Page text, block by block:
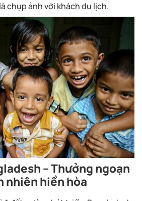
chụp ảnh với khách du lịch.
– Thưởng ngoạn
nhiên hiền hòa